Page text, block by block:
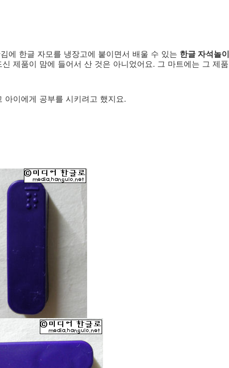
에 한글 자모를 냉장고에 붙이면서 배울 수 있는 한글 자석놀이
제품이 맘에 들어서 산 것은 아니었어요. 그 마트에는 그 제품
이에게 공부를 시키려고 했지요.